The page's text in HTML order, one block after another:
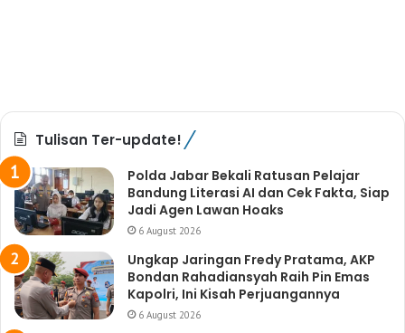
Tulisan Ter-update!
Polda Jabar Bekali Ratusan Pelajar
Bandung Literasi AI dan Cek Fakta, Siap
Jadi Agen Lawan Hoaks
6 August 2026
Ungkap Jaringan Fredy Pratama, AKP
Bondan Rahadiansyah Raih Pin Emas
Kapolri, Ini Kisah Perjuangannya
6 August 2026